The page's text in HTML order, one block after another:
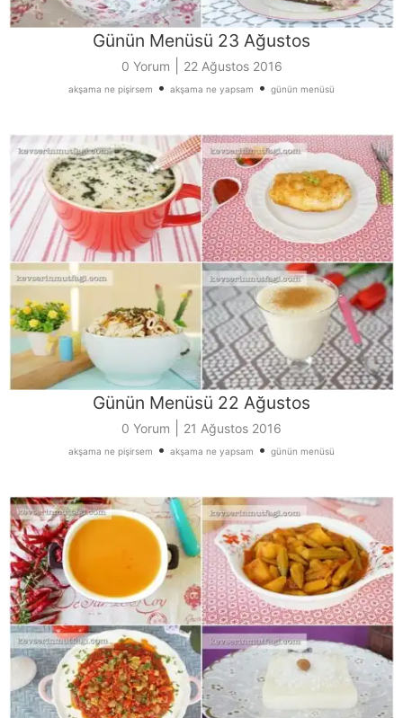
Günün Menüsü 23 Ağustos
0 Yorum 22 Ağustos 2016
akşama ne pişirsem • akşama ne yapsam • günün menüsü
Günün Menüsü 22 Ağustos
0 Yorum 21 Ağustos 2016
akşama ne pişirsem • akşama ne yapsam • günün menüsü